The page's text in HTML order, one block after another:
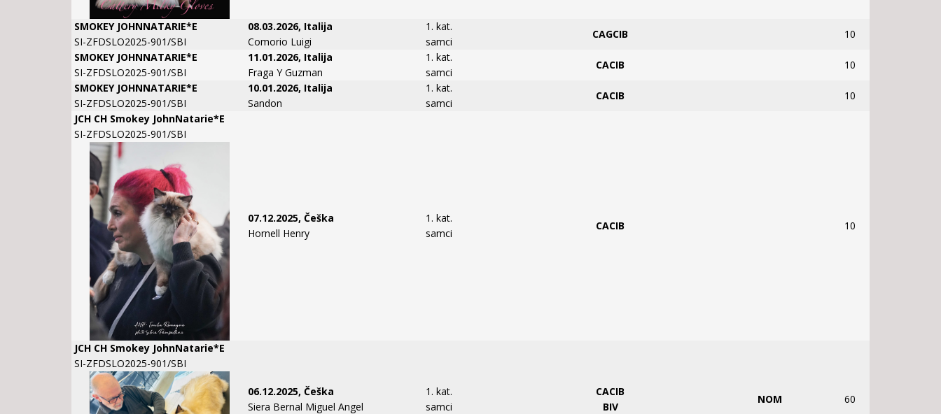
SMOKEY JOHNNATARIE*E
SI-ZFDSLO2025-901/SBI
08.03.2026, Italija
Comorio Luigi
1. kat.
samci
CAGCIB
10
SMOKEY JOHNNATARIE*E
SI-ZFDSLO2025-901/SBI
11.01.2026, Italija
Fraga Y Guzman
1. kat.
samci
CACIB
10
SMOKEY JOHNNATARIE*E
SI-ZFDSLO2025-901/SBI
10.01.2026, Italija
Sandon
1. kat.
samci
CACIB
10
JCH CH Smokey JohnNatarie*E
SI-ZFDSLO2025-901/SBI
07.12.2025, Češka
Hornell Henry
1. kat.
samci
CACIB 10
JCH CH Smokey JohnNatarie*E
SI-ZFDSLO2025-901/SBI
06.12.2025, Češka
Siera Bernal Miguel Angel
1. kat.
samci
CACIB
BIV
NOM 60